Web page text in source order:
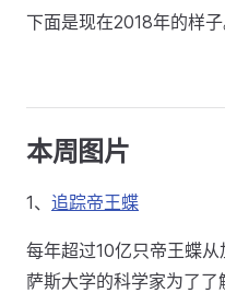
下面是现在2018年的样子
本周图片
1、 追踪帝王蝶
每年超过10亿只帝王蝶
萨斯大学的科学家为了